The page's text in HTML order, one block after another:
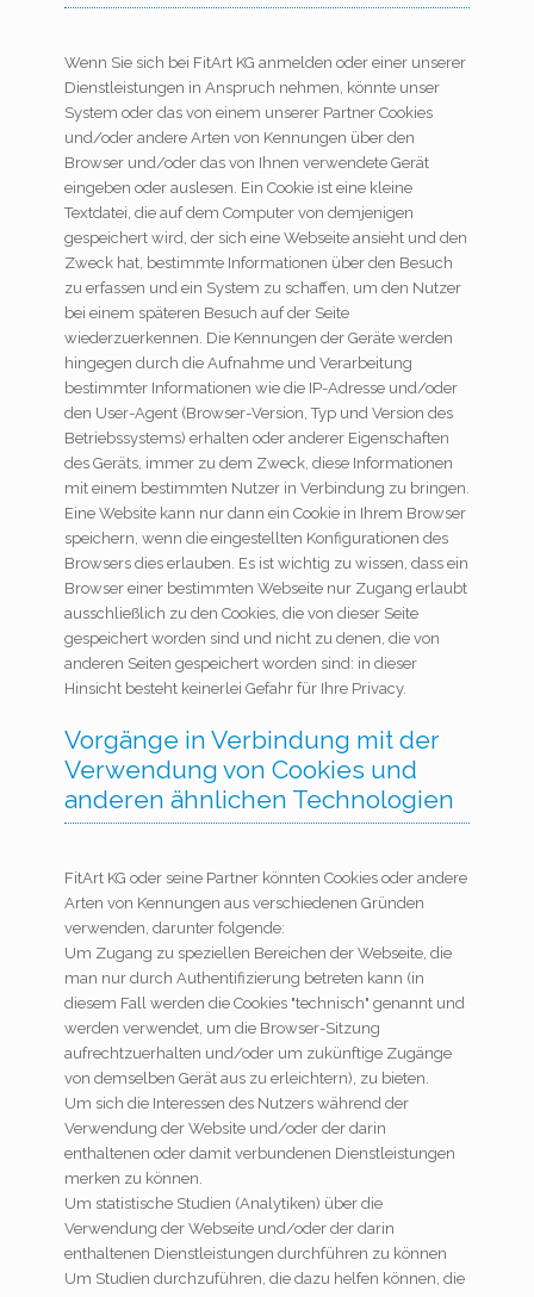
Wenn Sie sich bei FitArt KG anmelden oder einer unserer
Dienstleistungen in Anspruch nehmen, könnte unser
System oder das von einem unserer Partner Cookies
und/oder andere Arten von Kennungen über den
Browser und/oder das von Ihnen verwendete Gerät
eingeben oder auslesen. Ein Cookie ist eine kleine
Textdatei, die auf dem Computer von demjenigen
gespeichert wird, der sich eine Webseite ansieht und den
Zweck hat, bestimmte Informationen über den Besuch
zu erfassen und ein System zu schaffen, um den Nutzer
bei einem späteren Besuch auf der Seite
wiederzuerkennen. Die Kennungen der Geräte werden
hingegen durch die Aufnahme und Verarbeitung
bestimmter Informationen wie die IP-Adresse und/oder
den User-Agent (Browser-Version, Typ und Version des
Betriebssystems) erhalten oder anderer Eigenschaften
des Geräts, immer zu dem Zweck, diese Informationen
mit einem bestimmten Nutzer in Verbindung zu bringen.
Eine Website kann nur dann ein Cookie in Ihrem Browser
speichern, wenn die eingestellten Konfigurationen des
Browsers dies erlauben. Es ist wichtig zu wissen, dass ein
Browser einer bestimmten Webseite nur Zugang erlaubt
ausschließlich zu den Cookies, die von dieser Seite
gespeichert worden sind und nicht zu denen, die von
anderen Seiten gespeichert worden sind: in dieser
Hinsicht besteht keinerlei Gefahr für Ihre Privacy.
Vorgänge in Verbindung mit der
Verwendung von Cookies und
anderen ähnlichen Technologien
FitArt KG oder seine Partner könnten Cookies oder andere
Arten von Kennungen aus verschiedenen Gründen
verwenden, darunter folgende:
Um Zugang zu speziellen Bereichen der Webseite, die
man nur durch Authentifizierung betreten kann (in
diesem Fall werden die Cookies "technisch" genannt und
werden verwendet, um die Browser-Sitzung
aufrechtzuerhalten und/oder um zukünftige Zugänge
von demselben Gerät aus zu erleichtern), zu bieten.
Um sich die Interessen des Nutzers während der
Verwendung der Website und/oder der darin
enthaltenen oder damit verbundenen Dienstleistungen
merken zu können.
Um statistische Studien (Analytiken) über die
Verwendung der Webseite und/oder der darin
enthaltenen Dienstleistungen durchführen zu können
Um Studien durchzuführen, die dazu helfen können, die